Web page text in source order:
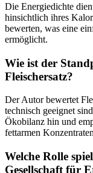
Die Energiedichte
hinsichtlich ihres
bewerten, was eine
ermöglicht.
Wie ist der
Fleischersatz?
Der Autor bewertet
technisch geeignet
Ökobilanz hin und
fettarmen
Welche Rolle
Gesellschaft für